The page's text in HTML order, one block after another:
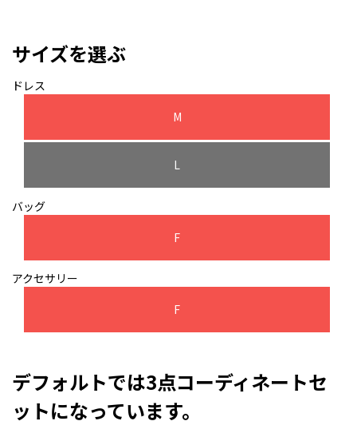
サイズを選ぶ
ドレス
M
L
バッグ
F
アクセサリー
F
デフォルトでは3点コーディネートセ
ットになっています。